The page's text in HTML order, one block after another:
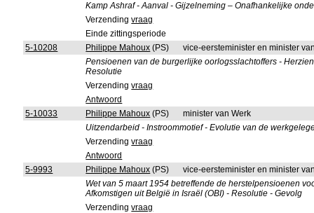
Kamp Ashraf - Aanval - Gijzelneming – Onafhankelijke
Verzendingvraag
Einde zittingsperiode
5-10208
Philippe Mahoux (PS)
vice-eersteminister en minister
Pensioenen van de burgerlijke oorlogsslachtoffers -
Resolutie
Verzendingvraag
Antwoord
5-10033
Philippe Mahoux (PS)
minister van Werk
Uitzendarbeid - Instroommotief - Evolutie van de
Verzendingvraag
Antwoord
5-9993
Philippe Mahoux (PS)
vice-eersteminister en minister
Wet van 5 maart 1954 betreffende de herstelpensioenen
Afkomstigen uit België in Israël (OBI) - Resolutie - Gevolg
Verzendingvraag